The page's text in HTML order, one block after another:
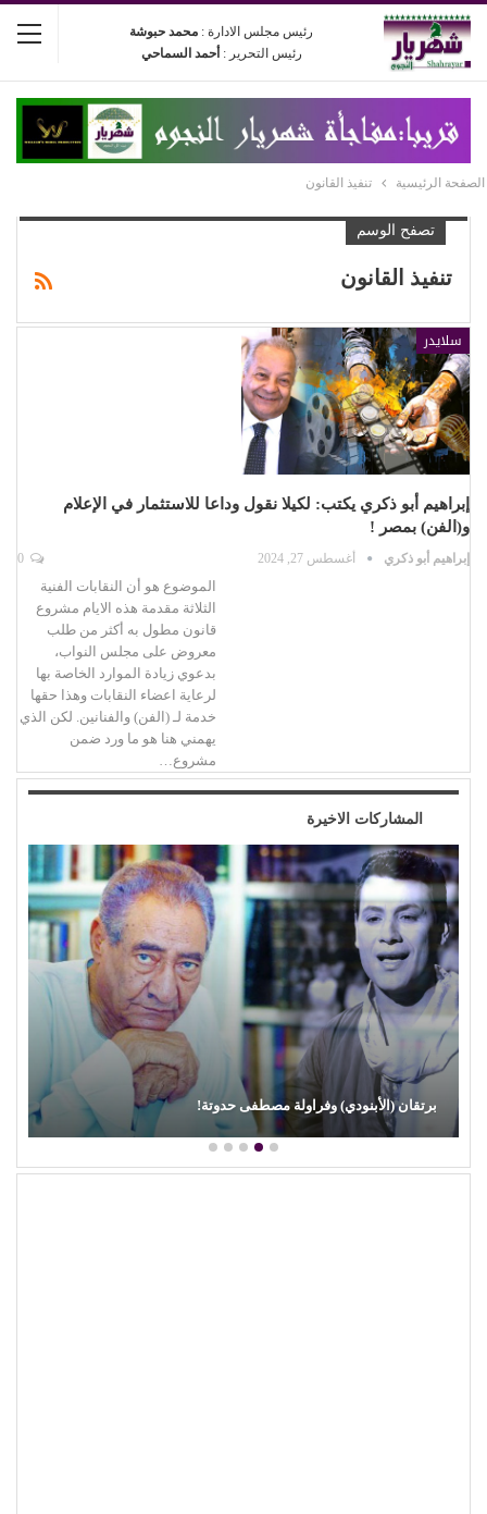
رئيس مجلس الادارة : محمد حبوشة
رئيس التحرير : أحمد السماحي
الصفحة الرئيسية تنفيذ القانون
تصفح الوسم
تنفيذ القانون
سلايدر
إبراهيم أبو ذكري يكتب: لكيلا نقول وداعا للاستثمار في الإعلام
و(الفن) بمصر !
إبراهيم أبو ذكري أغسطس 27, 2024
الموضوع هو أن النقابات الفنية
الثلاثة مقدمة هذه الايام مشروع
قانون مطول به أكثر من طلب
معروض على مجلس النواب،
بدعوي زيادة الموارد الخاصة بها
لرعاية اعضاء النقابات وهذا حقها
خدمة لـ (الفن) والفنانين. لكن الذي
يهمني هنا هو ما ورد ضمن
مشروع…
المشاركات الاخيرة
برتقان (الأبنودي) وفراولة مصطفى حدوتة!